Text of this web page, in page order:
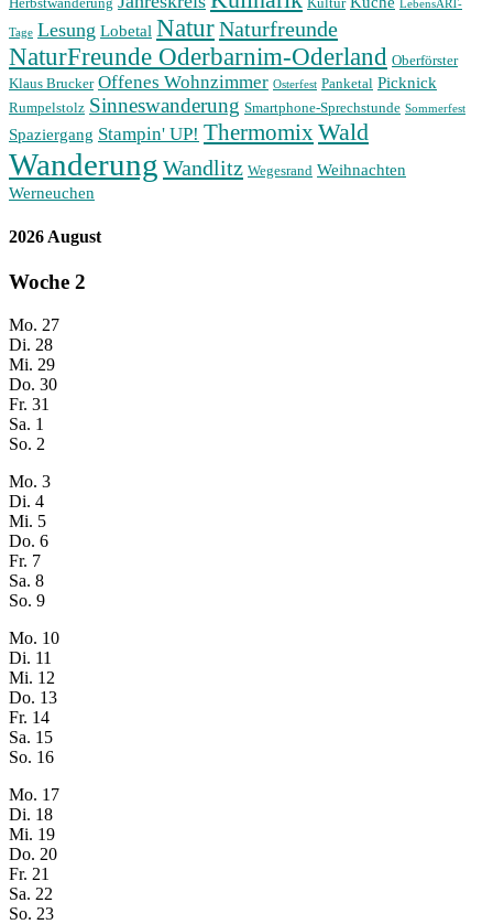
LebensART-
Tage Lesung Lobetal NaturNaturfreunde
NaturFreunde Oderbarnim-Oderland Oberförster
Klaus Brucker Offenes Wohnzimmer Osterfest Panketal Picknick
Rumpelstolz Sinneswanderung Smartphone-Sprechstunde Sommerfest
Spaziergang Stampin' UP! ThermomixWald
Wanderung Wandlitz Wegesrand Weihnachten
Werneuchen
2026 August
Woche 2
Mo. 27
Di. 28
Mi. 29
Do. 30
Fr. 31
Sa. 1
So. 2
Mo. 3
Di. 4
Mi. 5
Do. 6
Fr. 7
Sa. 8
So. 9
Mo. 10
Di. 11
Mi. 12
Do. 13
Fr. 14
Sa. 15
So. 16
Mo. 17
Di. 18
Mi. 19
Do. 20
Fr. 21
Sa. 22
So. 23